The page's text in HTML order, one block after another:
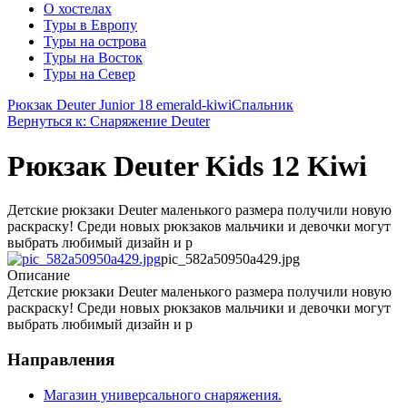
О хостелах
Туры в Европу
Туры на острова
Туры на Восток
Туры на Север
Рюкзак Deuter Junior 18 emerald-kiwiСпальник
Вернуться к: Снаряжение Deuter
Рюкзак Deuter Kids 12 Kiwi
Детские рюкзаки Deuter маленького размера получили новую
раскраску! Среди новых рюкзаков мальчики и девочки могут
выбрать любимый дизайн и р
pic_582a50950a429.jpg
Описание
Детские рюкзаки Deuter маленького размера получили новую
раскраску! Среди новых рюкзаков мальчики и девочки могут
выбрать любимый дизайн и р
Направления
Магазин универсального снаряжения.